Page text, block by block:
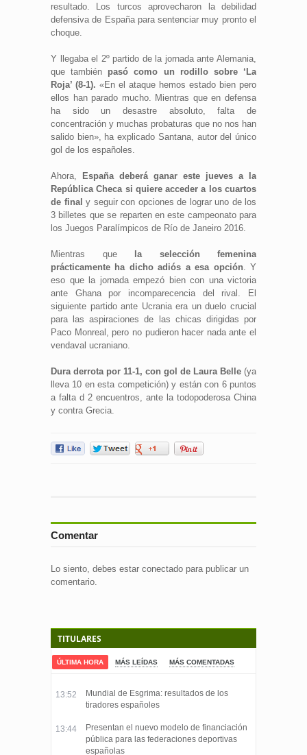
resultado. Los turcos aprovecharon la debilidad
defensiva de España para sentenciar muy pronto el
choque.
Y llegaba el 2º partido de la jornada ante Alemania,
que también pasó como un rodillo sobre ‘La
Roja’ (8-1). «En el ataque hemos estado bien pero
ellos han parado mucho. Mientras que en defensa
ha sido un desastre absoluto, falta de
concentración y muchas probaturas que no nos han
salido bien», ha explicado Santana, autor del único
gol de los españoles.
Ahora, España deberá ganar este jueves a la
República Checa si quiere acceder a los cuartos
de final y seguir con opciones de lograr uno de los
3 billetes que se reparten en este campeonato para
los Juegos Paralímpicos de Río de Janeiro 2016.
Mientras que
la selección femenina
prácticamente ha dicho adiós a esa opción. Y
eso que la jornada empezó bien con una victoria
ante Ghana por incomparecencia del rival. El
siguiente partido ante Ucrania era un duelo crucial
para las aspiraciones de las chicas dirigidas por
Paco Monreal, pero no pudieron hacer nada ante el
vendaval ucraniano.
Dura derrota por 11-1, con gol de Laura Belle (ya
lleva 10 en esta competición) y están con 6 puntos
a falta d 2 encuentros, ante la todopoderosa China
y contra Grecia.
Comentar
Lo siento, debes estar conectado para publicar un
comentario.
TITULARES
ÚLTIMA HORA MÁS LEÍDAS MÁS COMENTADAS
13:52
Mundial de Esgrima: resultados de los
tiradores españoles
13:44
Presentan el nuevo modelo de financiación
pública para las federaciones deportivas
españolas